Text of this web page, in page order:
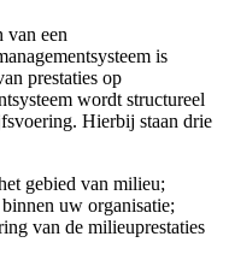
van een
is
prestaties op
wordt structureel
Hierbij staan drie
gebied van milieu;
uw organisatie;
van de milieuprestaties